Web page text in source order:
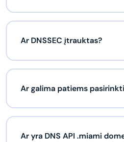
Ar DNSSEC įtrauktas?
Ar galima patiems
Ar yra DNS API .miami